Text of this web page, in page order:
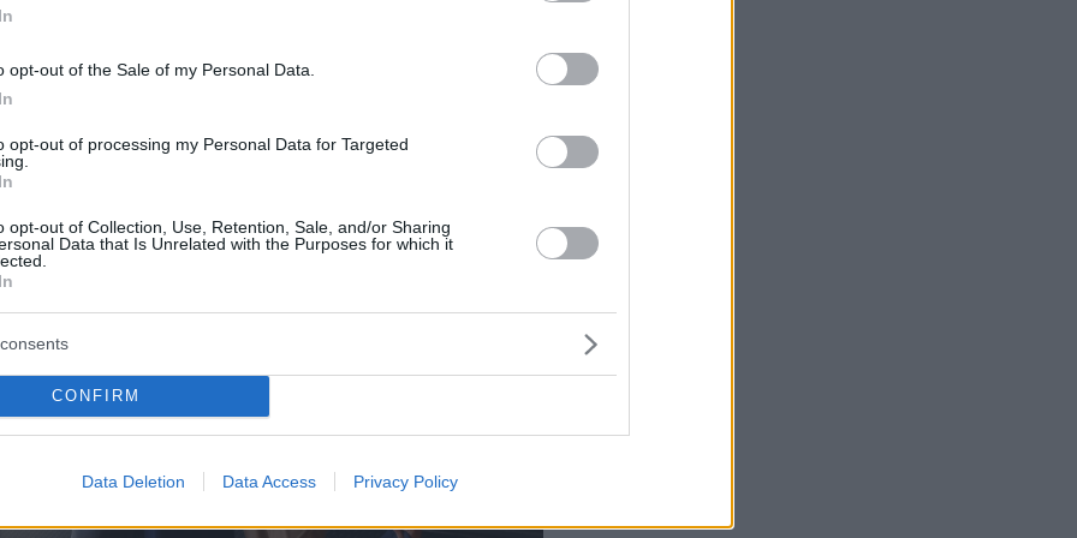
opt-out of the Sale of my Personal Data.
opt-out of processing my Personal Data for Targeted
opt-out of Collection, Use, Retention, Sale, and/or Sharing
Data that Is Unrelated with the Purposes for which it
CONFIRM
Data Deletion Data Access Privacy Policy
διότι είναι υπερβολικό».